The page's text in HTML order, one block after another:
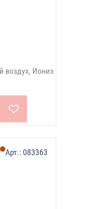
воздух, Иониз
Арт.:083363